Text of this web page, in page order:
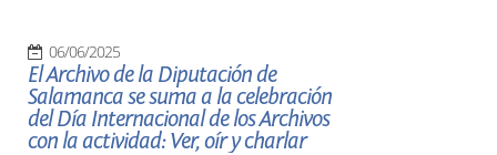
06/06/2025
El Archivo de la Diputación de
Salamanca se suma a la celebración
del Día Internacional de los Archivos
con la actividad: Ver, oír y charlar